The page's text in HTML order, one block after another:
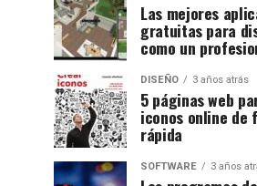
Las mejores
gratuitas para
como un
DISEÑO 3 años atrás
5 páginas web
iconos online de
rápida
SOFTWARE 3 años